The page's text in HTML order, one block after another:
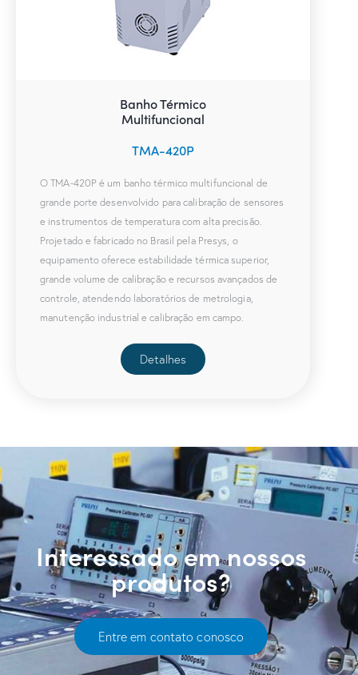
Banho Térmico
Multifuncional
TMA-420P
O TMA-420P é um banho térmico multifuncional de
grande porte desenvolvido para calibração de sensores
e instrumentos de temperatura com alta precisão.
Projetado e fabricado no Brasil pela Presys, o
equipamento oferece estabilidade térmica superior,
grande volume de calibração e recursos avançados de
controle, atendendo laboratórios de metrologia,
manutenção industrial e calibração em campo.
Detalhes
Interessado em nossos
produtos?
Entre em contato conosco